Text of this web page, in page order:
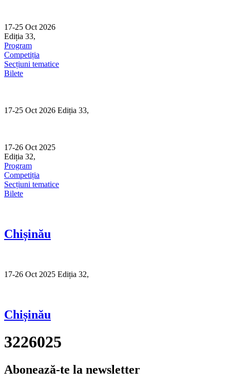
content
17-25 Oct 2026
Ediția 33,
Program
Competiția
Secțiuni tematice
Bilete
17-25 Oct 2026 Ediția 33,
17-26 Oct 2025
Ediția 32,
Program
Competiția
Secțiuni tematice
Bilete
Chișinău
17-26 Oct 2025 Ediția 32,
Chișinău
3226025
Abonează-te la newsletter